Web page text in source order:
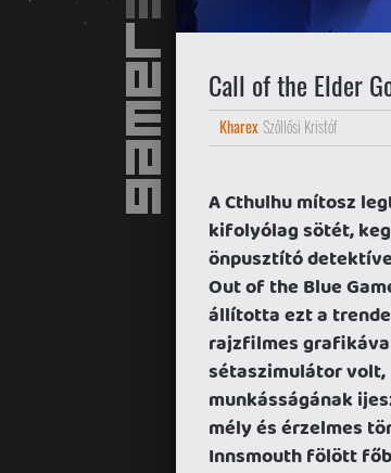
Call of the Elder
Kharex Szőllősi Kristóf
A Cthulhu mítosz
kifolyólag sötét,
önpusztító
Out of the Blue
állította ezt a
rajzfilmes
sétaszimulátor
munkásságának
mély és érzelmes
Innsmouth fölött